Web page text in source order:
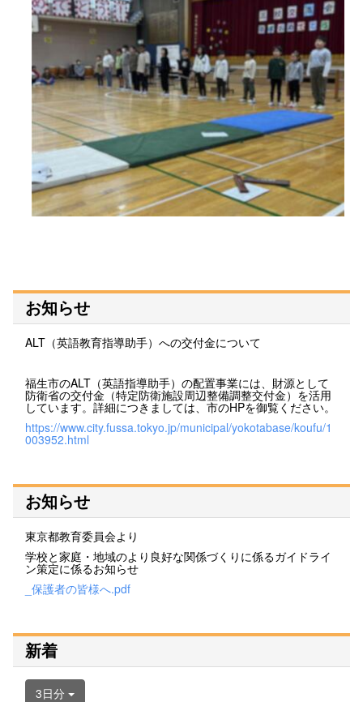
お知らせ
ALT（英語教育指導助手）への交付金について
福生市のALT（英語指導助手）の配置事業には、財源として
防衛省の交付金（特定防衛施設周辺整備調整交付金）を活用
しています。詳細につきましては、市のHPを御覧ください。
https://www.city.fussa.tokyo.jp/municipal/yokotabase/koufu/1
003952.html
お知らせ
東京都教育委員会より
学校と家庭・地域のより良好な関係づくりに係るガイドライ
ン策定に係るお知らせ
_保護者の皆様へ.pdf
新着
3日分